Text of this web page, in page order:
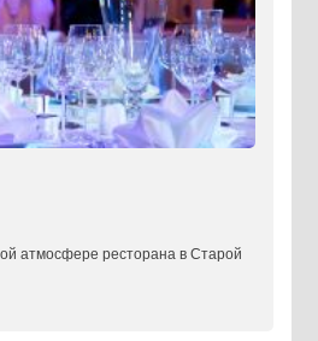
атмосфере ресторана в Старой